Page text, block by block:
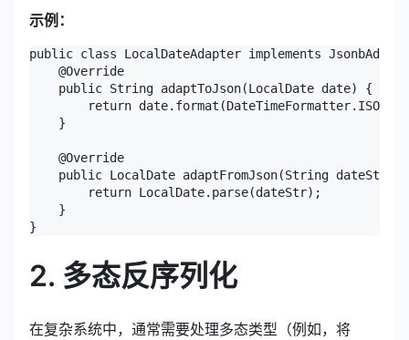
示例：
public class LocalDateAdapter implements
    @Override
    public String adaptToJson(LocalDate date) {
return
    }
    @Override
    public LocalDate adaptFromJson(String dateStr) {
        return LocalDate.parse(dateStr);
    }
}
2. 多态反序列化
在复杂系统中，通常需要处理多态类型（例如，将